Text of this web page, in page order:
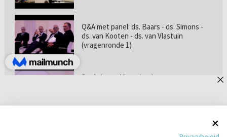
Q&A met panel: ds. Baars - ds. Simons -
ds. van Kooten - ds. van Vlastuin
(vragenronde 1)
Prof. dr. van Vlastuin - Is